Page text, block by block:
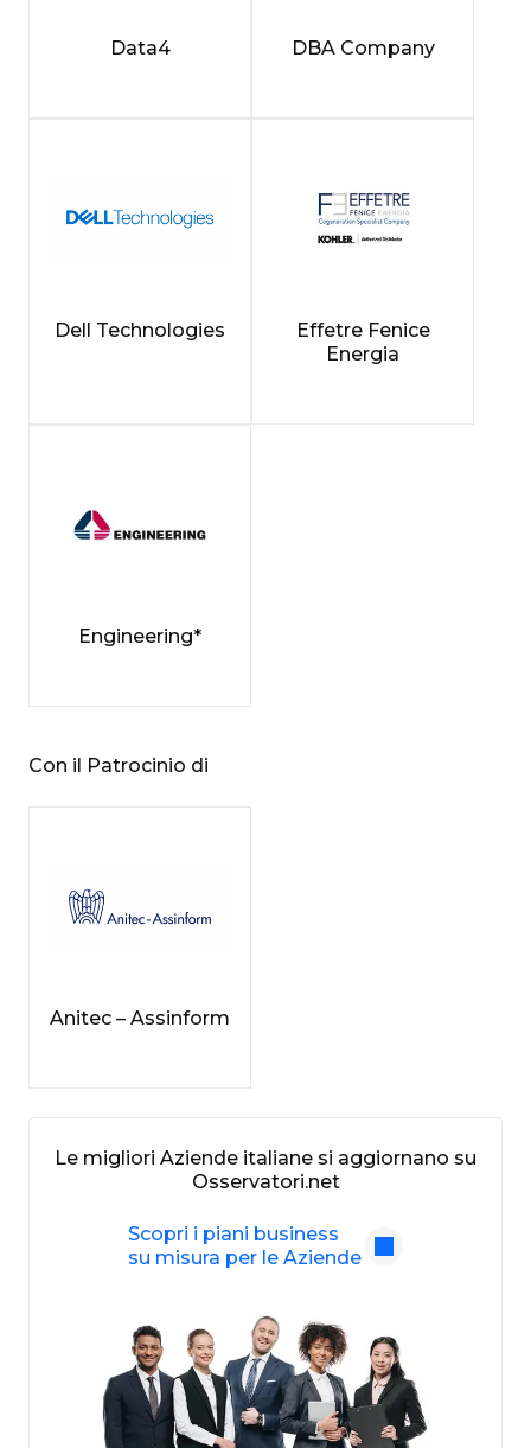
Le migliori Aziende italiane si aggiornano su
Osservatori.net
Scopri i piani business
su misura per le Aziende
Data4 DBA Company
Dell Technologies
Effetre Fenice
Energia
Engineering*
Con il Patrocinio di
Anitec – Assinform